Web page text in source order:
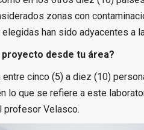
zonas con
han sido adyacentes a
desde tu área?
cinco (5) a diez (10)
lo que se refiere a este
profesor Velasco.